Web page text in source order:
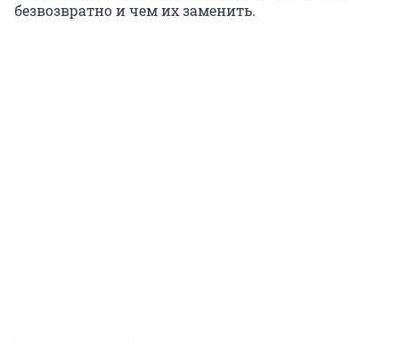
безвозвратно и чем их заменить.